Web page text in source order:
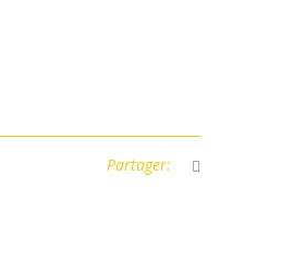
Partager: